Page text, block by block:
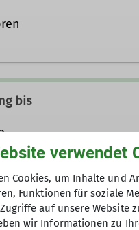
bis
Teilnehmeranzahl
verwendet
Cookies, um Inhalte und
Funktionen für soziale
auf unsere Website
wir Informationen zu